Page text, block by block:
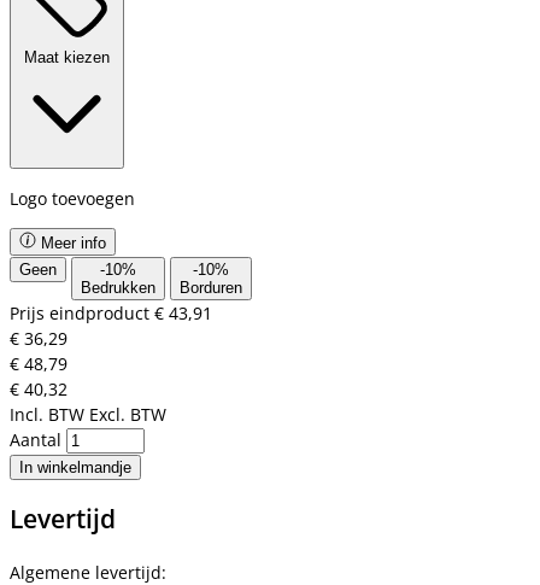
Maat kiezen
Logo toevoegen
Meer info
Geen
-10%
Bedrukken
-10%
Borduren
Prijs eindproduct € 43,91
€ 36,29
€ 48,79
€ 40,32
Incl. BTW Excl. BTW
Aantal
In winkelmandje
Levertijd
Algemene levertijd: